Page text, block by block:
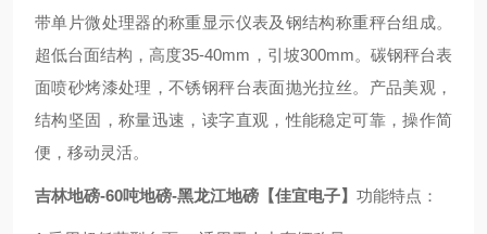
带单片微处理器的称重显示仪表及钢结构称重秤台组成。
超低台面结构，高度35-40mm，引坡300mm。碳钢秤台表
面喷砂烤漆处理，不锈钢秤台表面抛光拉丝。产品美观，
结构坚固，称量迅速，读字直观，性能稳定可靠，操作简
便，移动灵活。
吉林地磅-60吨地磅-黑龙江地磅【佳宜电子】 功能特点：